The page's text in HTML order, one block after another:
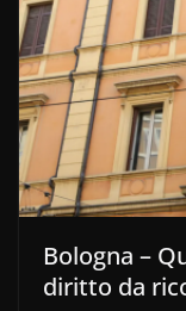
Bologna –
diritto da